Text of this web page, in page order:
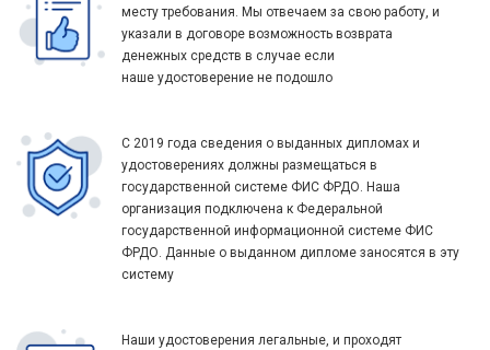
месту требования. Мы отвечаем за свою работу, и
указали в договоре возможность возврата
денежных средств в случае если
наше удостоверение не подошло
С 2019 года сведения о выданных дипломах и
удостоверениях должны размещаться в
государственной системе ФИС ФРДО. Наша
организация подключена к Федеральной
государственной информационной системе ФИС
ФРДО. Данные о выданном дипломе заносятся в эту
систему
Наши удостоверения легальные, и проходят